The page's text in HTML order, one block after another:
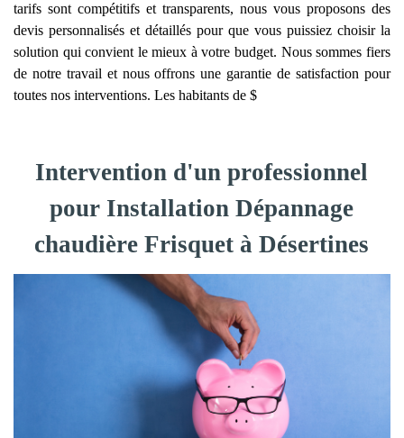
tarifs sont compétitifs et transparents, nous vous proposons des
devis personnalisés et détaillés pour que vous puissiez choisir la
solution qui convient le mieux à votre budget. Nous sommes fiers
de notre travail et nous offrons une garantie de satisfaction pour
toutes nos interventions. Les habitants de $
Intervention d'un professionnel
pour Installation Dépannage
chaudière Frisquet à Désertines